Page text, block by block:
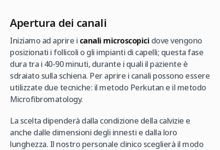
Apertura dei canali
Iniziamo ad aprire i canali microscopici dove vengono
posizionati i follicoli o gli impianti di capelli; questa fase
dura tra i 40-90 minuti, durante i quali il paziente è
sdraiato sulla schiena. Per aprire i canali possono essere
utilizzate due tecniche: il metodo Perkutan e il metodo
Microfibromatology.
La scelta dipenderà dalla condizione della calvizie e
anche dalle dimensioni degli innesti e dalla loro
lunghezza. Il nostro personale clinico sceglierà il modo